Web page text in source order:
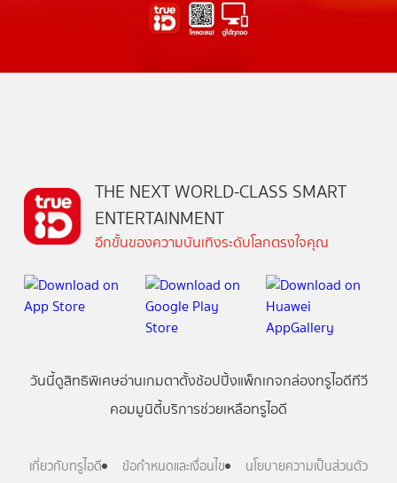
THE NEXT WORLD-CLASS SMART
ENTERTAINMENT
อีกขั้นของความบันเทิงระดับโลกตรงใจคุณ
วันนี้ดูสิทธิพิเศษอ่านเกมตาตั้งช้อปปิ้งแพ็กเกจกล่องทรูไอดีทีวี
คอมมูนิตี้บริการช่วยเหลือทรูไอดี
เกี่ยวกับทรูไอดี ข้อกำหนดและเงื่อนไข นโยบายความเป็นส่วนตัว